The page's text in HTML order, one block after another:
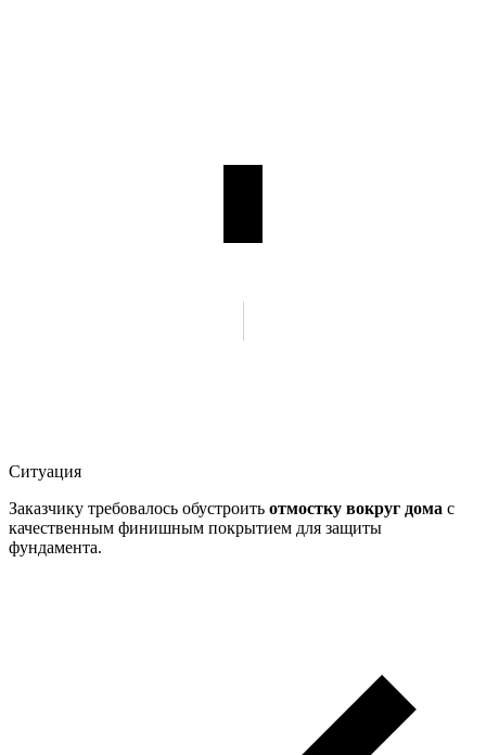
Ситуация
Заказчику требовалось обустроить отмостку вокруг дома с
качественным финишным покрытием для защиты
фундамента.